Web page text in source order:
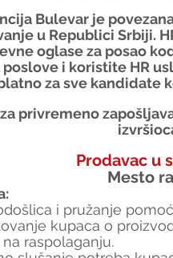
Bulevar je
u Republici Srbiji.
oglase za posao
poslove i koristite HR
za sve kandidate
privremeno
Prodavac u
Mesto
i pružanje
kupaca o
raspolaganju.